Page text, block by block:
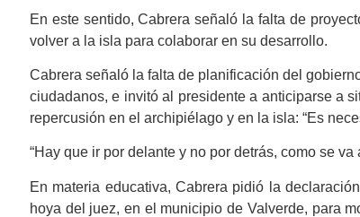
En este sentido, Cabrera señaló la falta de
volver a la isla para colaborar en su desarrollo.
Cabrera señaló la falta de planificación del
ciudadanos, e invitó al presidente a anticiparse a
repercusión en el archipiélago y en la isla: “Es
“Hay que ir por delante y no por detrás, como se
En materia educativa, Cabrera pidió la
hoya del juez, en el municipio de Valverde, para